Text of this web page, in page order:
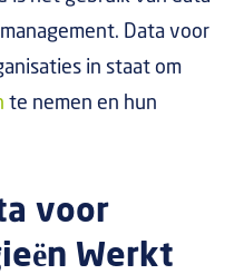
Data voor
in staat om
te nemen en hun
voor
Werkt